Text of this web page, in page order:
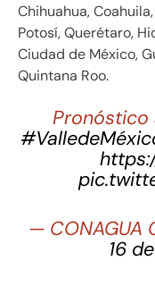
Chihuahua,
Potosí, Querétaro,
Ciudad de México,
Quintana Roo.
Pronóstico
— CONAGUA
16